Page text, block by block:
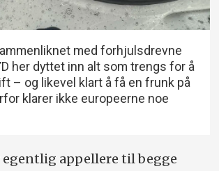
med forhjulsdrevne
her dyttet inn alt som trengs for å
– og likevel klart å få en frunk på
klarer ikke europeerne noe
appellere til begge